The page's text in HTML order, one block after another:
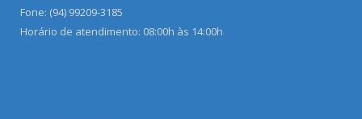
Fone: (94) 99209-3185
Horário de atendimento: 08:00h às 14:00h